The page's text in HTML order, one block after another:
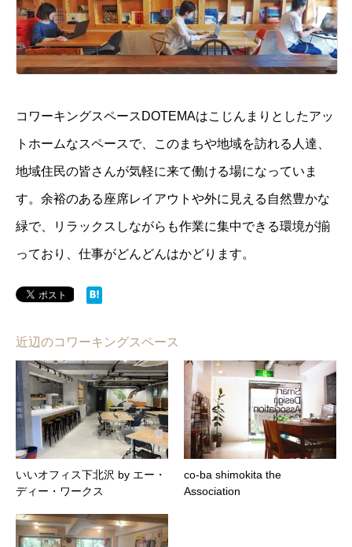
コワーキングスペースDOTEMAはこじんまりとしたアッ
トホームなスペースで、このまちや地域を訪れる人達、
地域住民の皆さんが気軽に来て働ける場になっていま
す。余裕のある座席レイアウトや外に見える自然豊かな
緑で、リラックスしながらも作業に集中できる環境が揃
っており、仕事がどんどんはかどります。
近辺のコワーキングスペース
いいオフィス下北沢 by エー・
ディー・ワークス
co-ba shimokita the
Association